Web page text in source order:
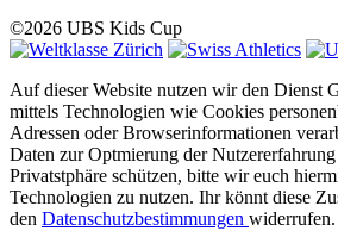
©2026 UBS Kids Cup
Auf dieser Website nutzen wir den Dienst
mittels Technologien wie Cookies
Adressen oder Browserinformationen
Daten zur Optmierung der
Privatstphäre schützen, bitte wir euch
Technologien zu nutzen. Ihr könnt diese
den Datenschutzbestimmungen widerrufen.